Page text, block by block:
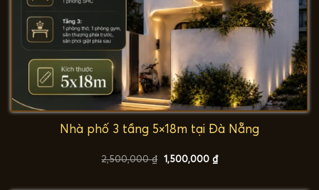
Nhà phố 3 tầng 5×18m tại Đà Nẵng
2,500,000₫ Giá
gốc
1,500,000 ₫Giá
hiện